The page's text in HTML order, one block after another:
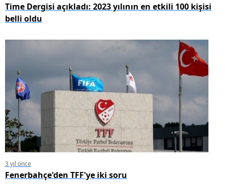
Time Dergisi açıkladı: 2023 yılının en etkili 100 kişisi
belli oldu
3 yıl önce
Fenerbahçe'den TFF'ye iki soru